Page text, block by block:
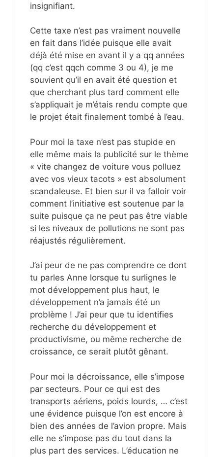
insignifiant.
Cette taxe n’est pas vraiment nouvelle
en fait dans l’idée puisque elle avait
déjà été mise en avant il y a qq années
(qq c’est qqch comme 3 ou 4), je me
souvient qu’il en avait été question et
que cherchant plus tard comment elle
s’appliquait je m’étais rendu compte que
le projet était finalement tombé à l’eau.
Pour moi la taxe n’est pas stupide en
elle même mais la publicité sur le thème
« vite changez de voiture vous polluez
avec vos vieux tacots » est absolument
scandaleuse. Et bien sur il va falloir voir
comment l’initiative est soutenue par la
suite puisque ça ne peut pas être viable
si les niveaux de pollutions ne sont pas
réajustés régulièrement.
J’ai peur de ne pas comprendre ce dont
tu parles Anne lorsque tu surlignes le
mot développement plus haut, le
développement n’a jamais été un
problème ! J’ai peur que tu identifies
recherche du développement et
productivisme, ou même recherche de
croissance, ce serait plutôt gênant.
Pour moi la décroissance, elle s’impose
par secteurs. Pour ce qui est des
transports aériens, poids lourds, … c’est
une évidence puisque l’on est encore à
bien des années de l’avion propre. Mais
elle ne s’impose pas du tout dans la
plus part des services. L’éducation ne